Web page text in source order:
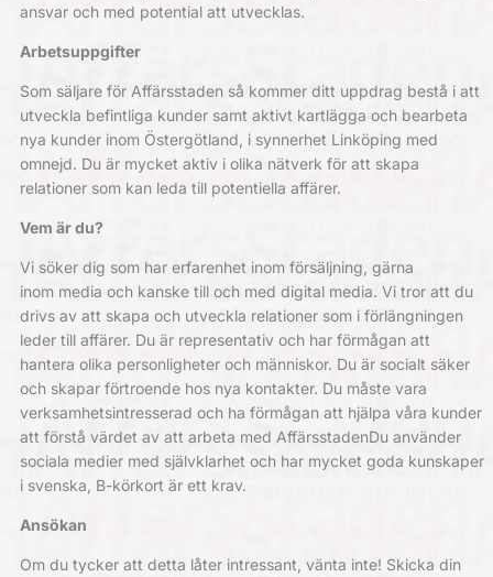
ansvar och med potential att utvecklas.
Arbetsuppgifter
Som säljare för Affärsstaden så kommer ditt uppdrag bestå i att
utveckla befintliga kunder samt aktivt kartlägga och bearbeta
nya kunder inom Östergötland, i synnerhet Linköping med
omnejd. Du är mycket aktiv i olika nätverk för att skapa
relationer som kan leda till potentiella affärer.
Vem är du?
Vi söker dig som har erfarenhet inom försäljning, gärna
inom media och kanske till och med digital media. Vi tror att du
drivs av att skapa och utveckla relationer som i förlängningen
leder till affärer. Du är representativ och har förmågan att
hantera olika personligheter och människor. Du är socialt säker
och skapar förtroende hos nya kontakter. Du måste vara
verksamhetsintresserad och ha förmågan att hjälpa våra kunder
att förstå värdet av att arbeta med AffärsstadenDu använder
sociala medier med självklarhet och har mycket goda kunskaper
i svenska, B-körkort är ett krav.
Ansökan
Om du tycker att detta låter intressant, vänta inte! Skicka din